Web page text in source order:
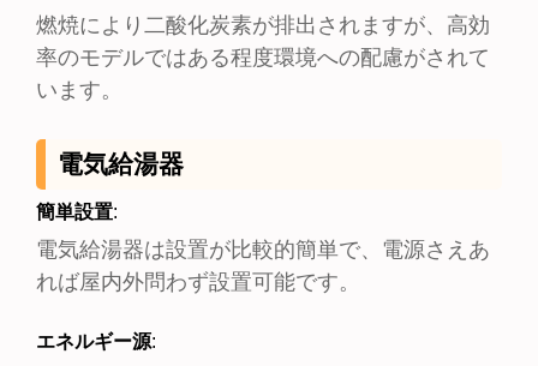
燃焼により二酸化炭素が排出されますが、高効
率のモデルではある程度環境への配慮がされて
います。
電気給湯器
簡単設置:
電気給湯器は設置が比較的簡単で、電源さえあ
れば屋内外問わず設置可能です。
エネルギー源: